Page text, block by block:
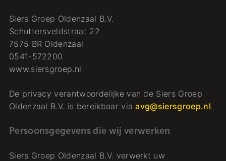
Siers Groep Oldenzaal B.V.
Schuttersveldstraat 22
7575 BR Oldenzaal
0541-572200
www.siersgroep.nl
De privacy verantwoordelijke van de Siers Groep
Oldenzaal B.V. is bereikbaar viaavg@siersgroep.nl.
Persoonsgegevens die wij verwerken
Siers Groep Oldenzaal B.V. verwerkt uw